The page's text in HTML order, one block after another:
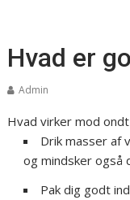
Hvad er
Admin
Hvad virker mod ondt
Drik masser af
og mindsker også
Pak dig godt